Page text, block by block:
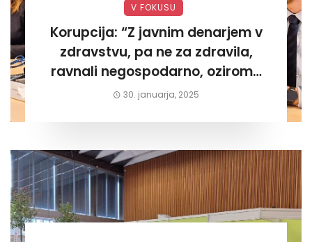
V FOKUSU
Korupcija: “Z javnim denarjem v
zdravstvu, pa ne za zdravila,
ravnali negospodarno, oziroma
za lastni žep. Tokrat na Žalskem«
30. januarja, 2025